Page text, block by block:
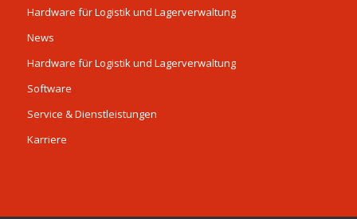
Hardware für Logistik und Lagerverwaltung
News
Hardware für Logistik und Lagerverwaltung
Software
Service & Dienstleistungen
Karriere